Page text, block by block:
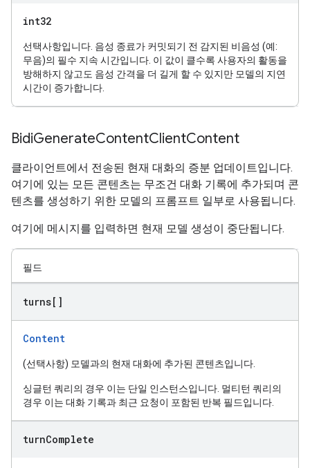
int32
선택사항입니다. 음성 종료가 커밋되기 전 감지된 비음성 (예:
무음)의 필수 지속 시간입니다. 이 값이 클수록 사용자의 활동을
방해하지 않고도 음성 간격을 더 길게 할 수 있지만 모델의 지연
시간이 증가합니다.
BidiGenerateContentClientContent
클라이언트에서 전송된 현재 대화의 증분 업데이트입니다.
여기에 있는 모든 콘텐츠는 무조건 대화 기록에 추가되며 콘
텐츠를 생성하기 위한 모델의 프롬프트 일부로 사용됩니다.
여기에 메시지를 입력하면 현재 모델 생성이 중단됩니다.
필드
turns[]
Content
(선택사항) 모델과의 현재 대화에 추가된 콘텐츠입니다.
싱글턴 쿼리의 경우 이는 단일 인스턴스입니다. 멀티턴 쿼리의
경우 이는 대화 기록과 최근 요청이 포함된 반복 필드입니다.
turnComplete